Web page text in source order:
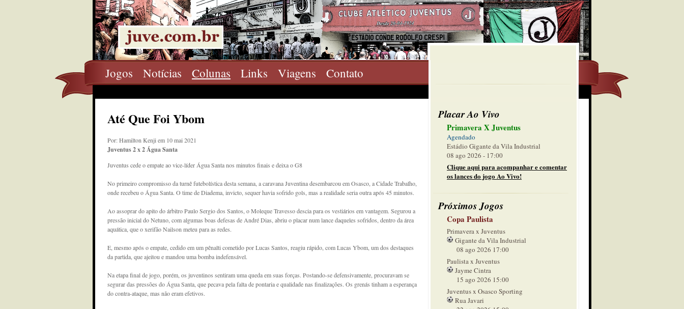
Jogos Notícias Colunas Links Viagens Contato
Placar Ao Vivo
Primavera X Juventus
Agendado
Estádio Gigante da Vila Industrial
08 ago 2026 - 17:00
Clique aqui para acompanhar e comentar
os lances do jogo Ao Vivo!
Próximos Jogos
Copa Paulista
Primavera x Juventus
Gigante da Vila Industrial
08 ago 2026 17:00
Paulista x Juventus
Jayme Cintra
15 ago 2026 15:00
Juventus x Osasco Sporting
Rua Javari
Até Que Foi Ybom
Por: Hamilton Kenji em 10 mai 2021
Juventus 2 x 2 Água Santa
Juventus cede o empate ao vice-líder Água Santa nos minutos finais e deixa o G8
No primeiro compromisso da turnê futebolística desta semana, a caravana Juventina desembarcou em Osasco, a Cidade Trabalho,
onde recebeu o Água Santa. O time de Diadema, invicto, sequer havia sofrido gols, mas a realidade seria outra após 45 minutos.
Ao assoprar do apito do árbitro Paulo Sergio dos Santos, o Moleque Travesso descia para os vestiários em vantagem. Segurou a
pressão inicial do Netuno, com algumas boas defesas de André Dias, abriu o placar num lance daqueles sofridos, dentro da área
aquática, que o xerifão Nailson meteu para as redes.
E, mesmo após o empate, cedido em um pênalti cometido por Lucas Santos, reagiu rápido, com Lucas Ybom, um dos destaques
da partida, que ajeitou e mandou uma bomba indefensável.
Na etapa final de jogo, porém, os juventinos sentiram uma queda em suas forças. Postando-se defensivamente, procuravam se
segurar das pressões do Água Santa, que pecava pela falta de pontaria e qualidade nas finalizações. Os grenás tinham a esperança
do contra-ataque, mas não eram efetivos.